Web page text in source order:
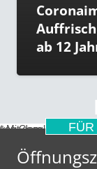
ab 12
* Mit dem Laden der Karte akzeptierst du die Datenschutzerklärung von Google. Mehr